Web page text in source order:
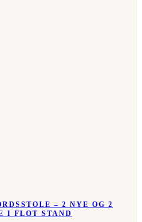
– 2 NYE OG 2
I FLOT STAND